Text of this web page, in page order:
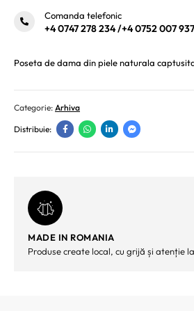
Comanda telefonic
+4 0747 278 234/+4 0752 007 937
Poseta de dama din piele naturala
Categorie: Arhiva
Distribuie:
MADE IN ROMANIA
Produse create local, cu grijă și atenție